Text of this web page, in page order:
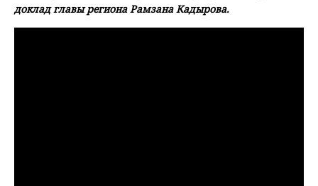
доклад главы региона Рамзана Кадырова.